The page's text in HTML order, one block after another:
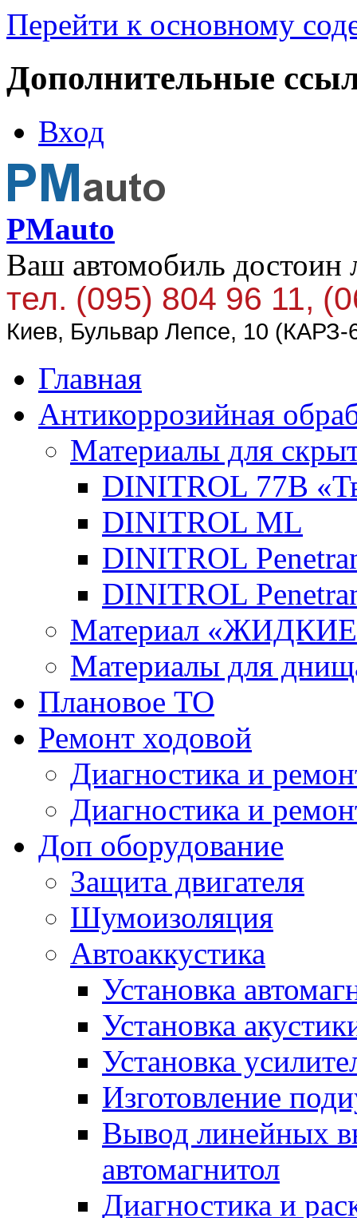
Перейти к основному
Дополнительные
Вход
PMauto
Ваш автомобиль достоин
тел. (095) 804 96 11,
Киев, Бульвар Лепсе, 10 (КАРЗ-
Главная
Антикоррозийная
Материалы для
DINITROL 77В
DINITROL ML
DINITROL
DINITROL
Материал
Материалы для
Плановое ТО
Ремонт ходовой
Диагностика и
Диагностика и
Доп оборудование
Защита двигателя
Шумоизоляция
Автоаккустика
Установка
Установка
Установка
Изготовление
Вывод линейных
автомагнитол
Диагностика и